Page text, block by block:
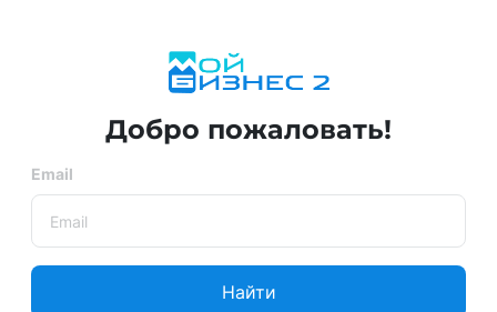
Добро пожаловать!
Email
Найти